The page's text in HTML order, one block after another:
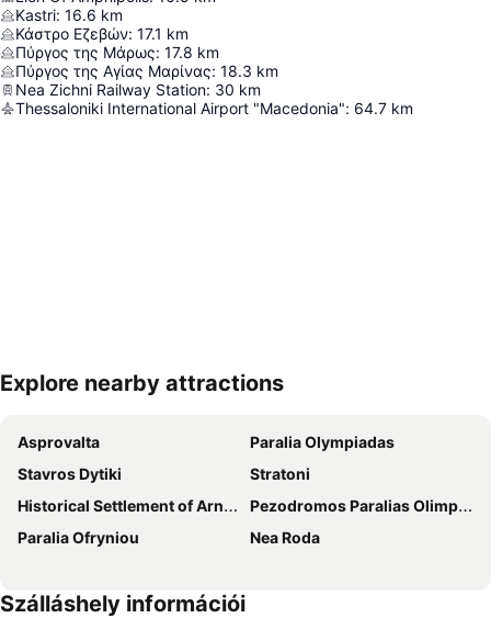
Kastri: 16.6 km
Κάστρο Εζεβών: 17.1 km
Πύργος της Μάρως: 17.8 km
Πύργος της Αγίας Μαρίνας: 18.3 km
Nea Zichni Railway Station: 30 km
Thessaloniki International Airport "Macedonia": 64.7 km
Nagy méretű térkép
Explore nearby attractions
Asprovalta
Paralia Olympiadas
Stavros Dytiki
Stratoni
Historical Settlement of Arnaia
Pezodromos Paralias Olimpiados
Paralia Ofryniou
Nea Roda
Szálláshely információi